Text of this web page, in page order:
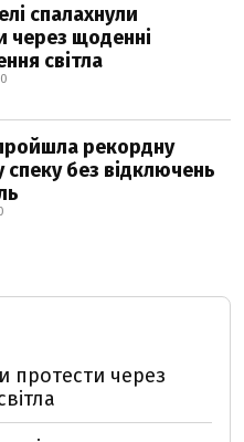
спалахнули
через щоденні
світла
рекордну
спеку без відключень
протести через